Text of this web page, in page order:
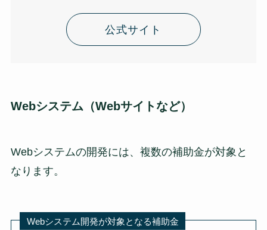
公式サイト
Webシステム（Webサイトなど）
Webシステムの開発には、複数の補助金が対象と
なります。
Webシステム開発が対象となる補助金